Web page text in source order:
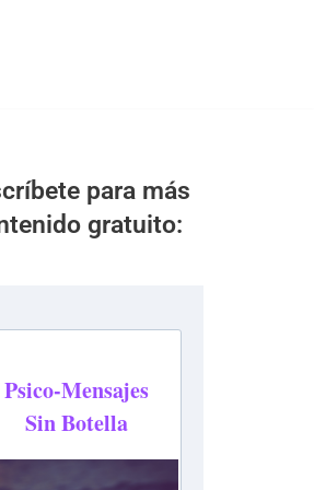
para más
gratuito: